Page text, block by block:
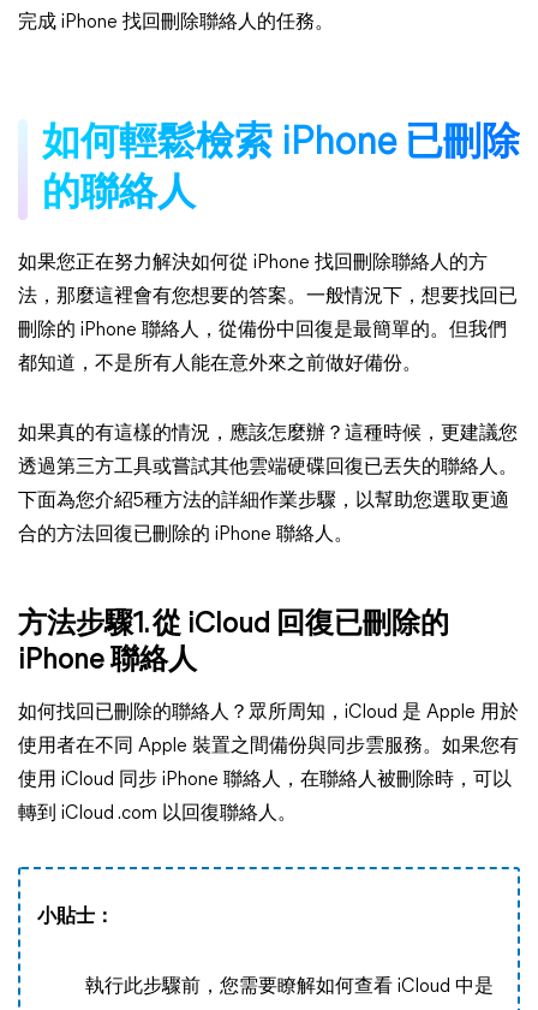
完成 iPhone 找回刪除聯絡人的任務。
如何輕鬆檢索 iPhone 已刪除
的聯絡人
如果您正在努力解決如何從 iPhone 找回刪除聯絡人的方
法，那麼這裡會有您想要的答案。一般情況下，想要找回已
刪除的 iPhone 聯絡人，從備份中回復是最簡單的。但我們
都知道，不是所有人能在意外來之前做好備份。
如果真的有這樣的情況，應該怎麼辦？這種時候，更建議您
透過第三方工具或嘗試其他雲端硬碟回復已丟失的聯絡人。
下面為您介紹5種方法的詳細作業步驟，以幫助您選取更適
合的方法回復已刪除的 iPhone 聯絡人。
方法步驟1. 從 iCloud 回復已刪除的
iPhone 聯絡人
如何找回已刪除的聯絡人？眾所周知，iCloud 是 Apple 用於
使用者在不同 Apple 裝置之間備份與同步雲服務。如果您有
使用 iCloud 同步 iPhone 聯絡人，在聯絡人被刪除時，可以
轉到 iCloud .com 以回復聯絡人。
小貼士：
執行此步驟前，您需要瞭解如何查看 iCloud 中是